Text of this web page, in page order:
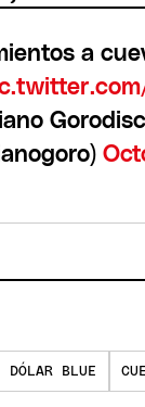
a
DÓLAR BLUE